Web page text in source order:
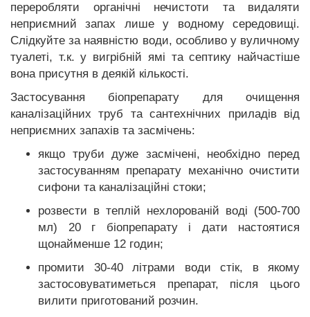
переробляти органічні нечистоти та видаляти
неприємний запах лише у водному середовищі.
Слідкуйте за наявністю води, особливо у вуличному
туалеті, т.к. у вигрібній ямі та септику найчастіше
вона присутня в деякій кількості.
Застосування біопрепарату для очищення
каналізаційних труб та сантехнічних приладів від
неприємних запахів та засмічень:
якщо труби дуже засмічені, необхідно перед
застосуванням препарату механічно очистити
сифони та каналізаційні стоки;
розвести в теплій нехлорованій воді (500-700
мл) 20 г біопрепарату і дати настоятися
щонайменше 12 годин;
промити 30-40 літрами води стік, в якому
застосовуватиметься препарат, після цього
вилити приготований розчин.